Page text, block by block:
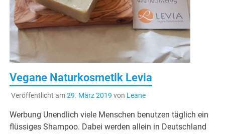
Vegane Naturkosmetik Levia
Veröffentlicht am29. März 2019 von Leane
Werbung Unendlich viele Menschen benutzen täglich ein
flüssiges Shampoo. Dabei werden allein in Deutschland